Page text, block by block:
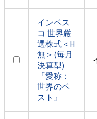
インベス
コ 世界厳
選株式＜H
無＞(毎月
決算型)
『愛称：
世界のベ
スト』